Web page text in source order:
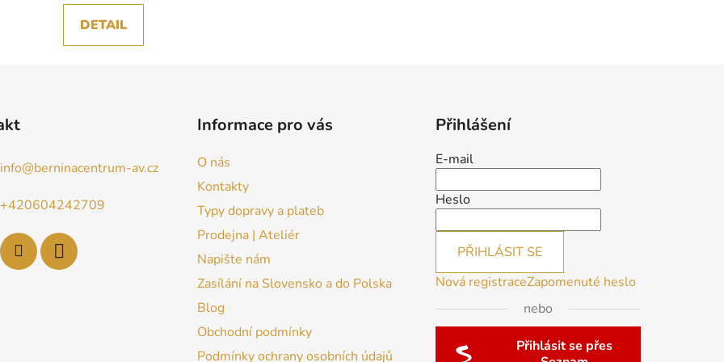
DETAIL
info@berninacentrum-av.cz
+420604242709
Informace pro vás
O nás
Kontakty
Typy dopravy a plateb
Prodejna | Ateliér
Napište nám
Zasílání na Slovensko a do Polska
Blog
Obchodní podmínky
Podmínky ochrany osobních údajů
Přihlášení
E-mail
Heslo
PŘIHLÁSIT SE
Nová registraceZapomenuté heslo
nebo
Přihlásit se přes